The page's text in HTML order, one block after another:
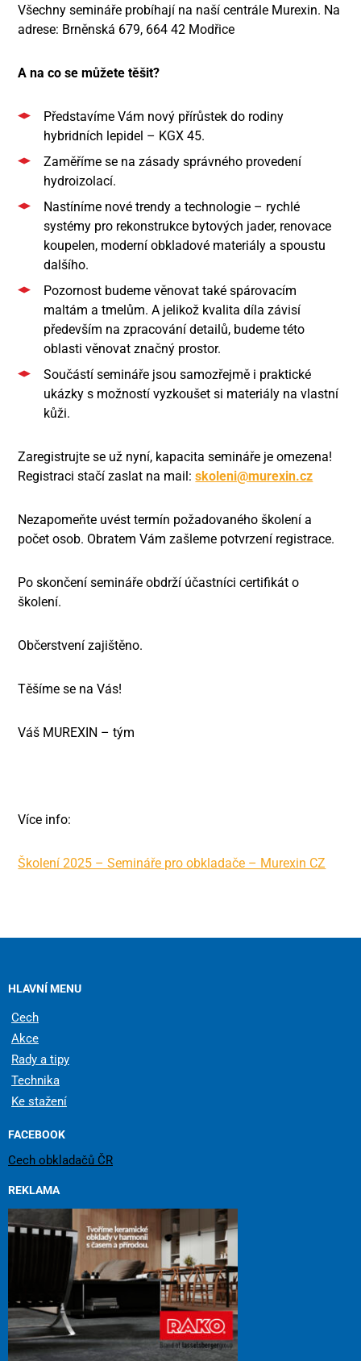
Všechny semináře probíhají na naší centrále Murexin. Na
adrese: Brněnská 679, 664 42 Modřice
A na co se můžete těšit?
Představíme Vám nový přírůstek do rodiny
hybridních lepidel – KGX 45.
Zaměříme se na zásady správného provedení
hydroizolací.
Nastíníme nové trendy a technologie – rychlé
systémy pro rekonstrukce bytových jader, renovace
koupelen, moderní obkladové materiály a spoustu
dalšího.
Pozornost budeme věnovat také spárovacím
maltám a tmelům. A jelikož kvalita díla závisí
především na zpracování detailů, budeme této
oblasti věnovat značný prostor.
Součástí semináře jsou samozřejmě i praktické
ukázky s možností vyzkoušet si materiály na vlastní
kůži.
Zaregistrujte se už nyní, kapacita semináře je omezena!
Registraci stačí zaslat na mail:skoleni@murexin.cz
Nezapomeňte uvést termín požadovaného školení a
počet osob. Obratem Vám zašleme potvrzení registrace.
Po skončení semináře obdrží účastníci certifikát o
školení.
Občerstvení zajištěno.
Těšíme se na Vás!
Váš MUREXIN – tým
Více info:
Školení 2025 – Semináře pro obkladače – Murexin CZ
HLAVNÍ MENU
Cech
Akce
Rady a tipy
Technika
Ke stažení
FACEBOOK
Cech obkladačů ČR
REKLAMA